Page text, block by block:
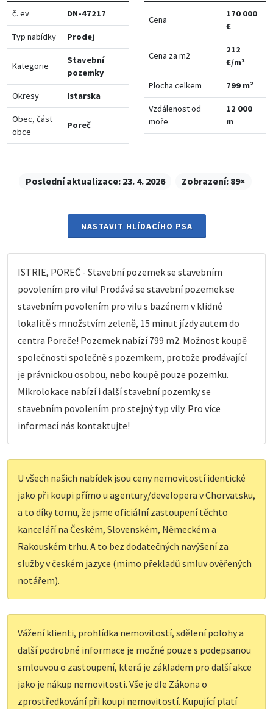
č. ev DN-47217
Typ nabídky Prodej
Kategorie
Stavební
pozemky
Okresy Istarska
Obec, část
obce
Poreč
Cena
170 000
€
Cena za m2
212
€/m²
Plocha celkem 799 m²
Vzdálenost od
moře
12 000
m
Poslední aktualizace: 23. 4. 2026 Zobrazení: 89×
NASTAVIT HLÍDACÍHO PSA
ISTRIE, POREČ - Stavební pozemek se stavebním
povolením pro vilu! Prodává se stavební pozemek se
stavebním povolením pro vilu s bazénem v klidné
lokalitě s množstvím zeleně, 15 minut jízdy autem do
centra Poreče! Pozemek nabízí 799 m2. Možnost koupě
společnosti společně s pozemkem, protože prodávající
je právnickou osobou, nebo koupě pouze pozemku.
Mikrolokace nabízí i další stavební pozemky se
stavebním povolením pro stejný typ vily. Pro více
informací nás kontaktujte!
U všech našich nabídek jsou ceny nemovitostí identické
jako při koupi přímo u agentury/developera v Chorvatsku,
a to díky tomu, že jsme oficiální zastoupení těchto
kanceláří na Českém, Slovenském, Německém a
Rakouském trhu. A to bez dodatečných navýšení za
služby v českém jazyce (mimo překladů smluv ověřených
notářem).
Vážení klienti, prohlídka nemovitostí, sdělení polohy a
další podrobné informace je možné pouze s podepsanou
smlouvou o zastoupení, která je základem pro další akce
jako je nákup nemovitosti. Vše je dle Zákona o
zprostředkování při koupi nemovitostí. Kupující platí